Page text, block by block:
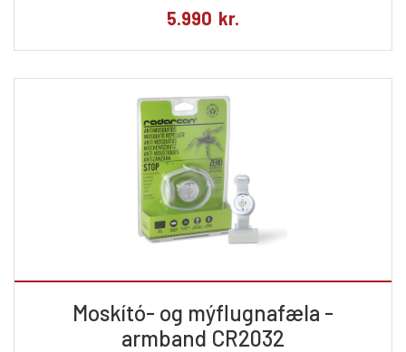
5.990 kr.
Moskító- og mýflugnafæla -
armband CR2032